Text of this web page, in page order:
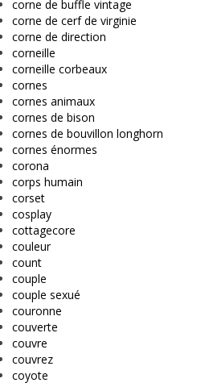
corne de buffle vintage
corne de cerf de virginie
corne de direction
corneille
corneille corbeaux
cornes
cornes animaux
cornes de bison
cornes de bouvillon longhorn
cornes énormes
corona
corps humain
corset
cosplay
cottagecore
couleur
count
couple
couple sexué
couronne
couverte
couvre
couvrez
coyote